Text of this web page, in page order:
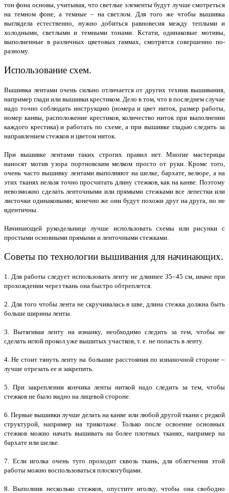
тон фона основы, учитывая, что светлые элементы будут лучше смотреться
на темном фоне, а темные – на светлом. Для того же чтобы вышивка
выглядела естественно, нужно добиться равновесия между теплыми и
холодными, светлыми и темными тонами. Кстати, одинаковые мотивы,
выполненные в различных цветовых гаммах, смотрятся совершенно по-
разному.
Использование схем.
Вышивка лентами очень сильно отличается от других техник вышивания,
например глади или вышивки крестиком. Дело в том, что в последнем случае
надо точно соблюдать инструкцию (номера и цвет ниток, размер работы,
номер канвы, расположение крестиков, количество ниток при выполнении
каждого крестика) и работать по схеме, а при вышивке гладью следить за
направлением стежков и цветом ниток.
При вышивке лентами таких строгих правил нет. Многие мастерицы
наносят мотив узора портновским мелком просто от руки. Кроме того,
очень часто вышивку лентами выполняют на шелке, бархате, велюре, а на
этих тканях нельзя точно просчитать длину стежков, как на канве. Поэтому
невозможно сделать ленточными или прямыми стежками все лепестки или
листочки одинаковыми; конечно же они будут похожи друг на друга, но не
идентичны.
Начинающей рукодельнице лучше использовать схемы или рисунки с
простыми основными прямыми и ленточными стежками.
Советы по технологии вышивания для начинающих.
1. Для работы следует использовать ленту не длиннее 35–45 см, иначе при
прохождении через ткань она быстро обтреплется.
2. Для того чтобы лента не скручивалась в шве, длина стежка должна быть
больше ширины ленты.
3. Вытягивая ленту на изнанку, необходимо следить за тем, чтобы не
сделать иглой прокол уже вышитых участков, т. е. не попасть в ленту.
4. Не стоит тянуть ленту на большие расстояния по изнаночной стороне –
лучше отрезать ее и закрепить.
5. При закреплении кончика ленты ниткой надо следить за тем, чтобы
стежков не было видно на лицевой стороне.
6. Первые вышивки лучше делать на канве или любой другой ткани с редкой
структурой, например на трикотаже. Только после освоение основных
стежков можно начать вышивать на более плотных тканях, например на
бархате или шелке.
7. Если иголка очень туго проходит сквозь ткань, для облегчения этой
работы можно воспользоваться плоскогубцами.
8. Выполнив несколько стежков, опустите иголку, чтобы она свободно